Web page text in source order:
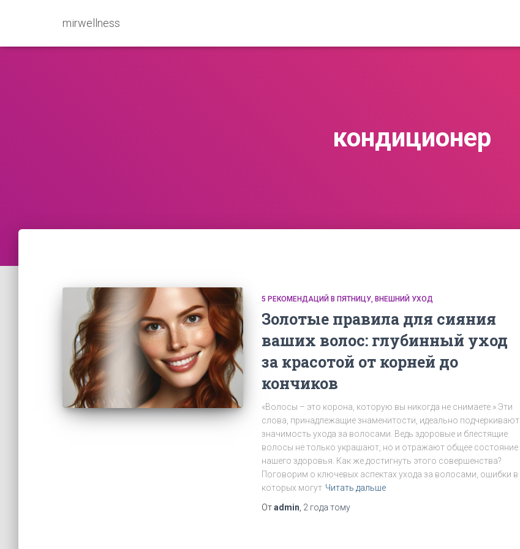
mirwellness
кондиционер
5 РЕКОМЕНДАЦИЙ В ПЯТНИЦУ ВНЕШНИЙ УХОД
Золотые правила для сияния
ваших волос: глубинный уход
за красотой от корней до
кончиков
«Волосы – это корона, которую вы никогда не снимаете.» Эти
слова, принадлежащие знаменитости, идеально подчеркивают
значимость ухода за волосами. Ведь здоровые и блестящие
волосы не только украшают, но и отражают общее состояние
нашего здоровья. Как же достигнуть этого совершенства?
Поговорим о ключевых аспектах ухода за волосами, ошибки в
которых могут Читать дальше
Отadmin 2 года тому